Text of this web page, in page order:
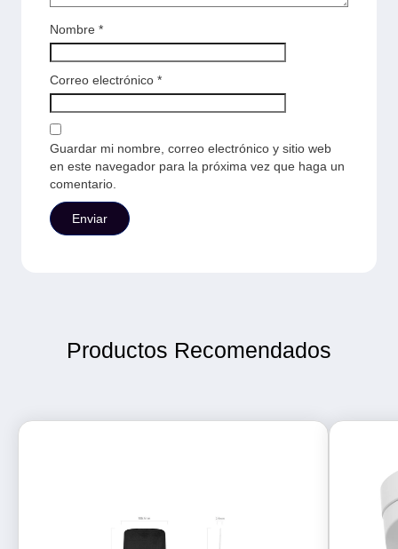
Nombre *
Correo electrónico *
Guardar mi nombre, correo electrónico y sitio web
en este navegador para la próxima vez que haga un
comentario.
Productos Recomendados